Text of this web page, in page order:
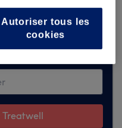
Treatwell
Autoriser tous les
cookies